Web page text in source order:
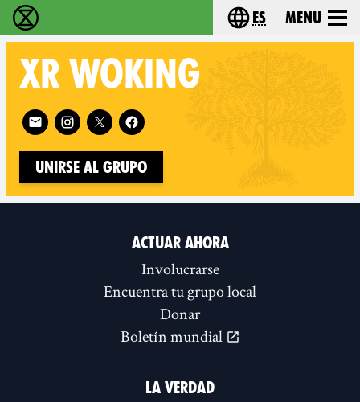
extinction rebellion - Home Choose your
es Menu
XR WOKING
Follow XR Woking on
Unirse al grupo
ACTUAR AHORA
Involucrarse
Encuentra tu grupo local
Donar
Boletín mundial
LA VERDAD